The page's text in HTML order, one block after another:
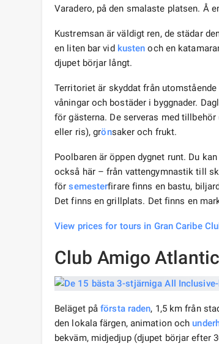
Varadero, på den smalaste platsen. Å
Kustremsan är väldigt ren, de städar
en liten bar vid kusten och en
djupet börjar långt.
Territoriet är skyddat från
våningar och bostäder i byggnader.
för gästerna. De serveras med
eller ris), grönsaker och frukt.
Poolbaren är öppen dygnet runt. Du
också här – från vattengymnastik till
försemesterfirare finns en bastu,
Det finns en grillplats. Det finns en
View prices for tours in Gran Caribe
Club Amigo
Beläget påförsta raden, 1,5 km från
den lokala färgen, animation och
bekväm, midjedjup (djupet börjar efter